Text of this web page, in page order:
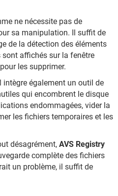
ne nécessite pas de
sa manipulation. Il suffit de
de la détection des éléments
affichés sur la fenêtre
les supprimer.
intègre également un outil de
qui encombrent le disque
endommagées, vider la
les fichiers temporaires et les
désagrément, AVS Registry
complète des fichiers
un problème, il suffit de